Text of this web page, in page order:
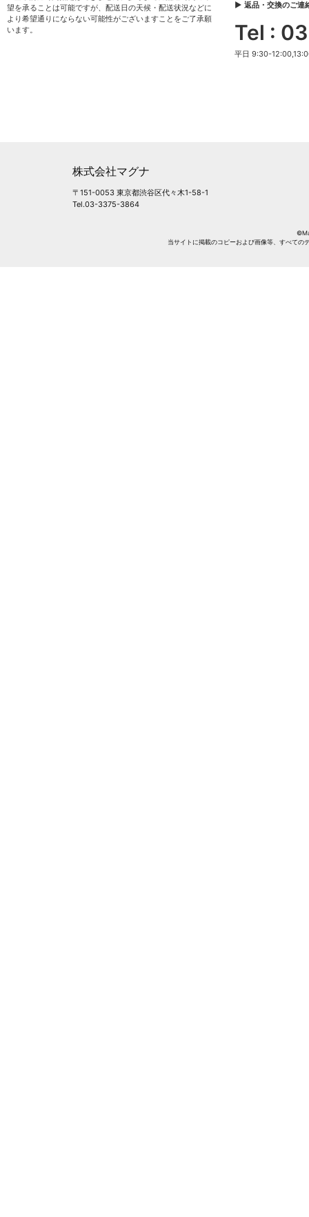
望を承ることは可能ですが、配送日の天候・配送状況などに
より希望通りにならない可能性がございますことをご了承願
います。
▶ 返品・交換のご連
Tel :
平日 9:30-
株式会社マグナ
〒151-0053 東京都渋谷区代々木1-58-1
Tel.03-3375-3864
当サイトに掲載のコピーおよび画像等、すべての